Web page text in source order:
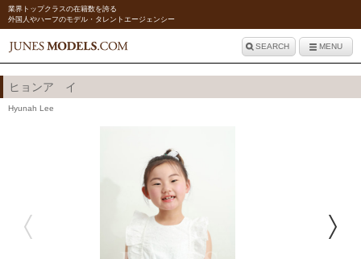
業界トップクラスの在籍数を誇る
外国人やハーフのモデル・タレントエージェンシー
SEARCH MENU
ヒョンア イ
Hyunah Lee